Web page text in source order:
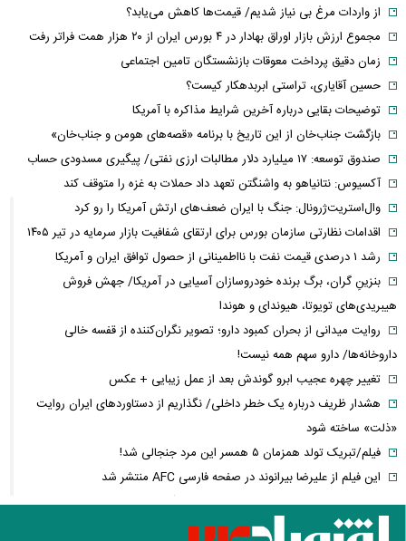
از واردات مرغ بی نیاز شدیم/ قیمت‌ها کاهش می‌یابد؟
مجموع ارزش بازار اوراق بهادار در ۴ بورس ایران از ۲۰ هزار همت فراتر رفت
زمان دقیق پرداخت معوقات بازنشستگان تامین اجتماعی
حسین آقایاری، تراستی ابربدهکار کیست؟
توضیحات بقایی درباره آخرین شرایط مذاکره با آمریکا
بازگشت جناب‌خان از این تاریخ با برنامه «قصه‌های هومن و جناب‌خان»
صندوق توسعه: ۱۷ میلیارد دلار مطالبات ارزی نفتی/ پیگیری مسدودی حساب
آکسیوس: نتانیاهو به واشنگتن تعهد داد حملات به غزه را متوقف کند
وال‌استریت‌ژرونال: جنگ با ایران ضعف‌های ارتش آمریکا را رو کرد
اقدامات نظارتی سازمان بورس برای ارتقای شفافیت بازار سرمایه در تیر ۱۴۰۵
رشد ۱ درصدی قیمت نفت با نااطمینانی از حصول توافق ایران و آمریکا
بنزینِ گران، برگ برنده خودروسازان آسیایی در آمریکا/ جهش فروش
هیبریدی‌های تویوتا، هیوندای و هوندا
روایت میدانی از بحران کمبود دارو؛ تصویر نگران‌کننده از قفسه خالی
داروخانه‌ها/ دارو سهم همه نیست!
تغییر چهره عجیب ابرو گوندش بعد از عمل زیبایی + عکس
هشدار ظریف درباره یک خطر داخلی/ نگذاریم از دستاوردهای ایران روایت
«ذلت» ساخته شود
فیلم/تبریک تولد همزمان ۵ همسر این مرد جنجالی شد!
این فیلم از علیرضا بیرانوند در صفحه فارسی AFC منتشر شد
فارن پالیسی: موضوع ایران در اختیار دولت آتی اسرائیل نیست/ اپوزیسیون،
این بار نتانیاهو را از پای در می‌آورند؟